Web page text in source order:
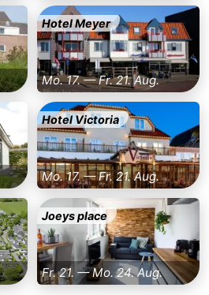
Hotel Meyer
Mo. 17. — Fr. 21. Aug.
Hotel Victoria
Mo. 17. — Fr. 21. Aug.
Joeys place
Fr. 21. — Mo. 24. Aug.